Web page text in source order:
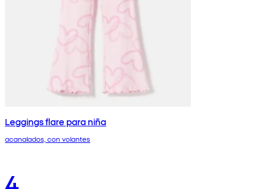
Leggings flare para niña
acanalados, con volantes
4